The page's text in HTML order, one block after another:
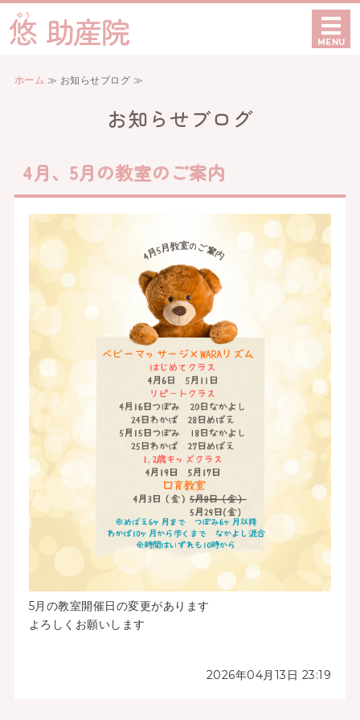
愛知県豊田市でベビーマ
MENU
ホーム
当院について
お問い合わせ
ホーム ≫ お知らせブログ ≫
お知らせブログ
4月、5月の教室のご案内
5月の教室開催日の変更があります
よろしくお願いします
2026年04月13日 23:19